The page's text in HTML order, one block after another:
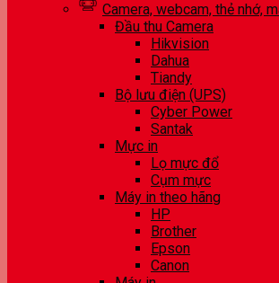
Camera, webcam, thẻ nhớ,
Đầu thu Camera
Hikvision
Dahua
Tiandy
Bộ lưu điện (UPS)
Cyber Power
Santak
Mực in
Lọ mực đổ
Cụm mực
Máy in theo hãng
HP
Brother
Epson
Canon